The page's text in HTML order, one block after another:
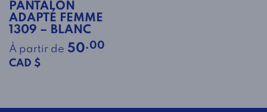
PANTALON
ADAPTÉ FEMME
1309 – BLANC
À partir de 50.00
CAD $